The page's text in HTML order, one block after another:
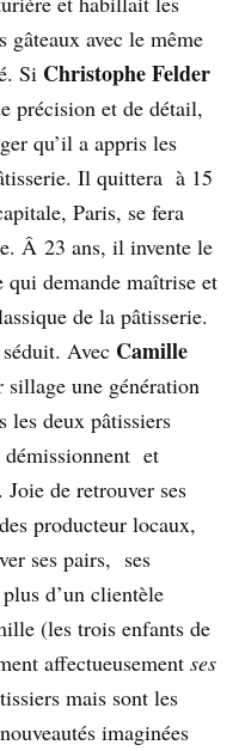
avec le même
Si Christophe Felder
précision et de détail,
qu’il a appris les
Il quittera à 15
Paris, se fera
Â 23 ans, il invente le
qui demande maîtrise et
de la pâtisserie.
Avec Camille
une génération
les deux pâtissiers
démissionnent et
de retrouver ses
producteur locaux,
ses pairs, ses
d’un clientèle
(les trois enfants de
affectueusement ses
mais sont les
imaginées